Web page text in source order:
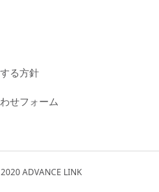
る方針
せフォーム
ADVANCE LINK